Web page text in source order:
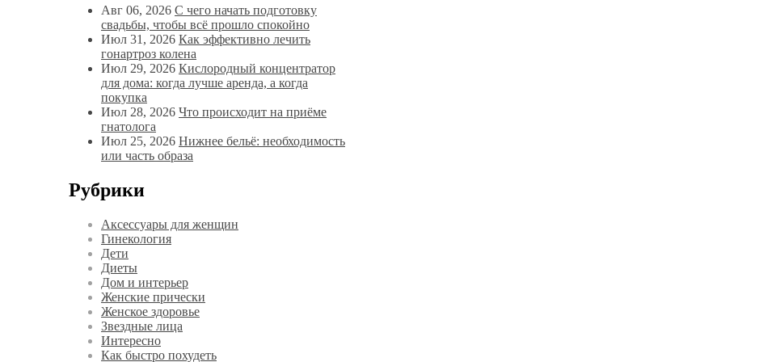
Авг 06, 2026 С чего начать подготовку
свадьбы, чтобы всё прошло спокойно
Июл 31, 2026 Как эффективно лечить
гонартроз колена
Июл 29, 2026 Кислородный концентратор
для дома: когда лучше аренда, а когда
покупка
Июл 28, 2026 Что происходит на приёме
гнатолога
Июл 25, 2026 Нижнее бельё: необходимость
или часть образа
Рубрики
Аксессуары для женщин
Гинекология
Дети
Диеты
Дом и интерьер
Женские прически
Женское здоровье
Звездные лица
Интересно
Как быстро похудеть